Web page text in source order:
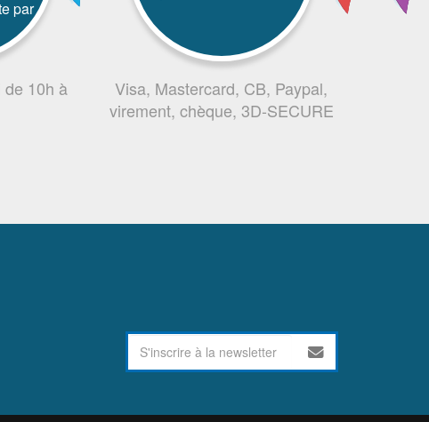
par
de 10h à
Visa, Mastercard, CB, Paypal,
virement, chèque, 3D-SECURE